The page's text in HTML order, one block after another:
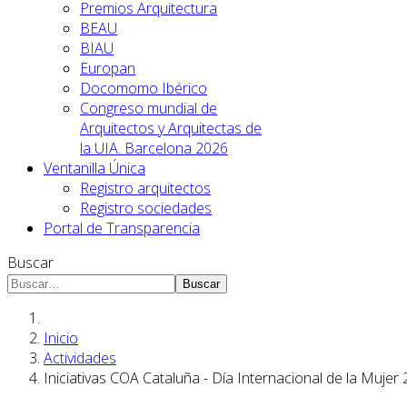
Premios Arquitectura
BEAU
BIAU
Europan
Docomomo Ibérico
Congreso mundial de
Arquitectos y Arquitectas de
la UIA. Barcelona 2026
Ventanilla Única
Registro arquitectos
Registro sociedades
Portal de Transparencia
Buscar
Buscar
Inicio
Actividades
Iniciativas COA Cataluña - Día Internacional de la Mujer